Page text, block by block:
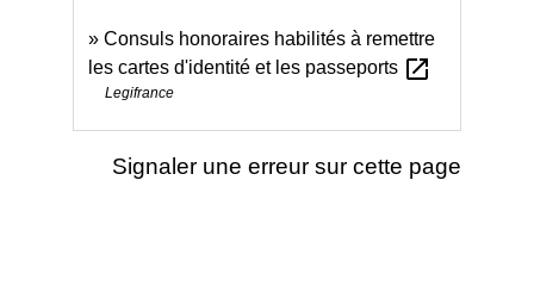
Consuls honoraires habilités à remettre
les cartes d'identité et les passeports open_in_new
Legifrance
Signaler une erreur sur cette page